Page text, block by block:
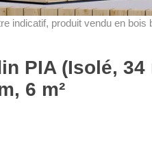
indicatif, produit vendu en
PIA (Isolé, 34
6 m²